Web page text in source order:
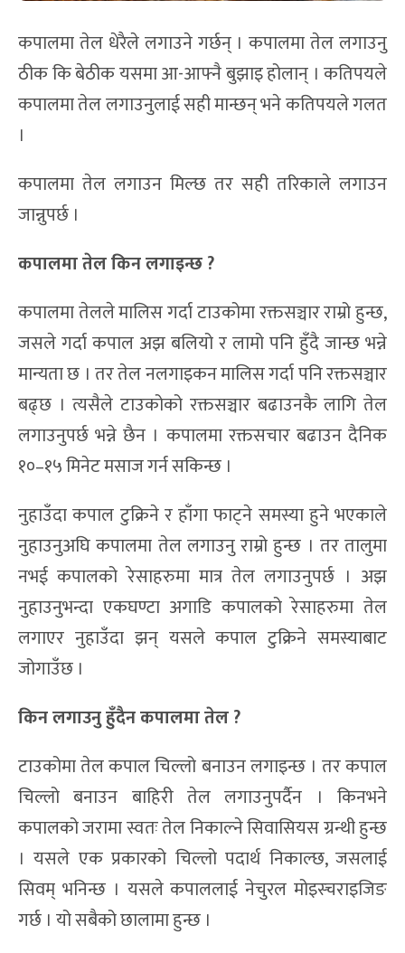
कपालमा तेल धेरैले लगाउने गर्छन् । कपालमा तेल लगाउनु
ठीक कि बेठीक यसमा आ-आफ्नै बुझाइ होलान् । कतिपयले
कपालमा तेल लगाउनुलाई सही मान्छन् भने कतिपयले गलत
।
कपालमा तेल लगाउन मिल्छ तर सही तरिकाले लगाउन
जान्नुपर्छ ।
कपालमा तेलकिन लगाइन्छ ?
कपालमा तेलले मालिस गर्दा टाउकोमा रक्तसञ्चार राम्रो हुन्छ,
जसले गर्दा कपाल अझ बलियो र लामो पनि हुँदै जान्छ भन्ने
मान्यता छ । तर तेल नलगाइकन मालिस गर्दा पनि रक्तसञ्चार
बढ्छ । त्यसैले टाउकोको रक्तसञ्चार बढाउनकै लागि तेल
लगाउनुपर्छ भन्ने छैन । कपालमा रक्तसचार बढाउन दैनिक
१०–१५ मिनेट मसाज गर्न सकिन्छ ।
नुहाउँदा कपाल टुक्रिने र हाँगा फाट्ने समस्या हुने भएकाले
नुहाउनुअघि कपालमा तेल लगाउनु राम्रो हुन्छ । तर तालुमा
नभई कपालको रेसाहरुमा मात्र तेल लगाउनुपर्छ । अझ
नुहाउनुभन्दा एकघण्टा अगाडि कपालको रेसाहरुमा तेल
लगाएर नुहाउँदा झन् यसले कपाल टुक्रिने समस्याबाट
जोगाउँछ ।
किन लगाउनु हुँदैन कपालमा तेल ?
टाउकोमा तेल कपाल चिल्लो बनाउन लगाइन्छ । तर कपाल
चिल्लो बनाउन बाहिरी तेल लगाउनुपर्दैन । किनभने
कपालको जरामा स्वतः तेल निकाल्ने सिवासियस ग्रन्थी हुन्छ
। यसले एक प्रकारको चिल्लो पदार्थ निकाल्छ, जसलाई
सिवम् भनिन्छ । यसले कपाललाई नेचुरल मोइस्चराइजिङ
गर्छ । यो सबैको छालामा हुन्छ ।